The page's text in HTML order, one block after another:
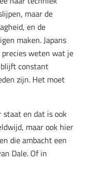
maar de
en de
maken. Japans
weten wat je
constant
zijn. Het moet
staat en dat is ook
maar ook hier
die ambacht een
Dale. Of in